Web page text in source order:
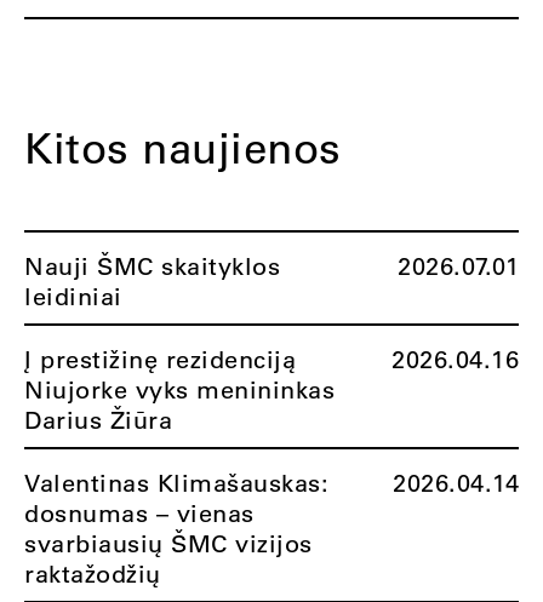
Kitos naujienos
Nauji ŠMC skaityklos
leidiniai
2026.07.01
Į prestižinę rezidenciją
Niujorke vyks menininkas
Darius Žiūra
2026.04.16
Valentinas Klimašauskas:
dosnumas – vienas
svarbiausių ŠMC vizijos
raktažodžių
2026.04.14